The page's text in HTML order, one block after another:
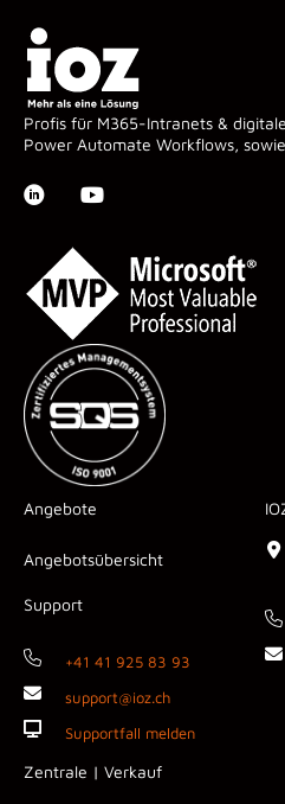
Profis für M365-Intranets &
Power Automate Workflows,
Angebote
Angebotsübersicht
Support
+41 41 925 83 93
support@ioz.ch
Supportfall melden
Zentrale | Verkauf